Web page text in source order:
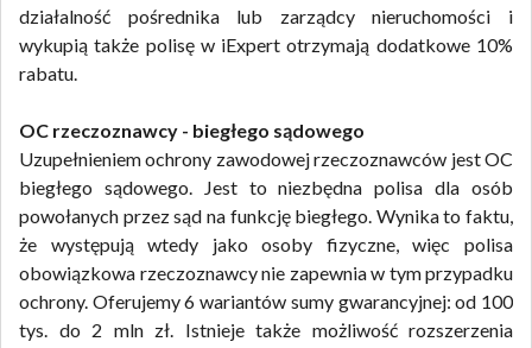
działalność pośrednika lub zarządcy nieruchomości i
wykupią także polisę w iExpert otrzymają dodatkowe 10%
rabatu.
OC rzeczoznawcy - biegłego sądowego
Uzupełnieniem ochrony zawodowej rzeczoznawców jest OC
biegłego sądowego. Jest to niezbędna polisa dla osób
powołanych przez sąd na funkcję biegłego. Wynika to faktu,
że występują wtedy jako osoby fizyczne, więc polisa
obowiązkowa rzeczoznawcy nie zapewnia w tym przypadku
ochrony. Oferujemy 6 wariantów sumy gwarancyjnej: od 100
tys. do 2 mln zł. Istnieje także możliwość rozszerzenia